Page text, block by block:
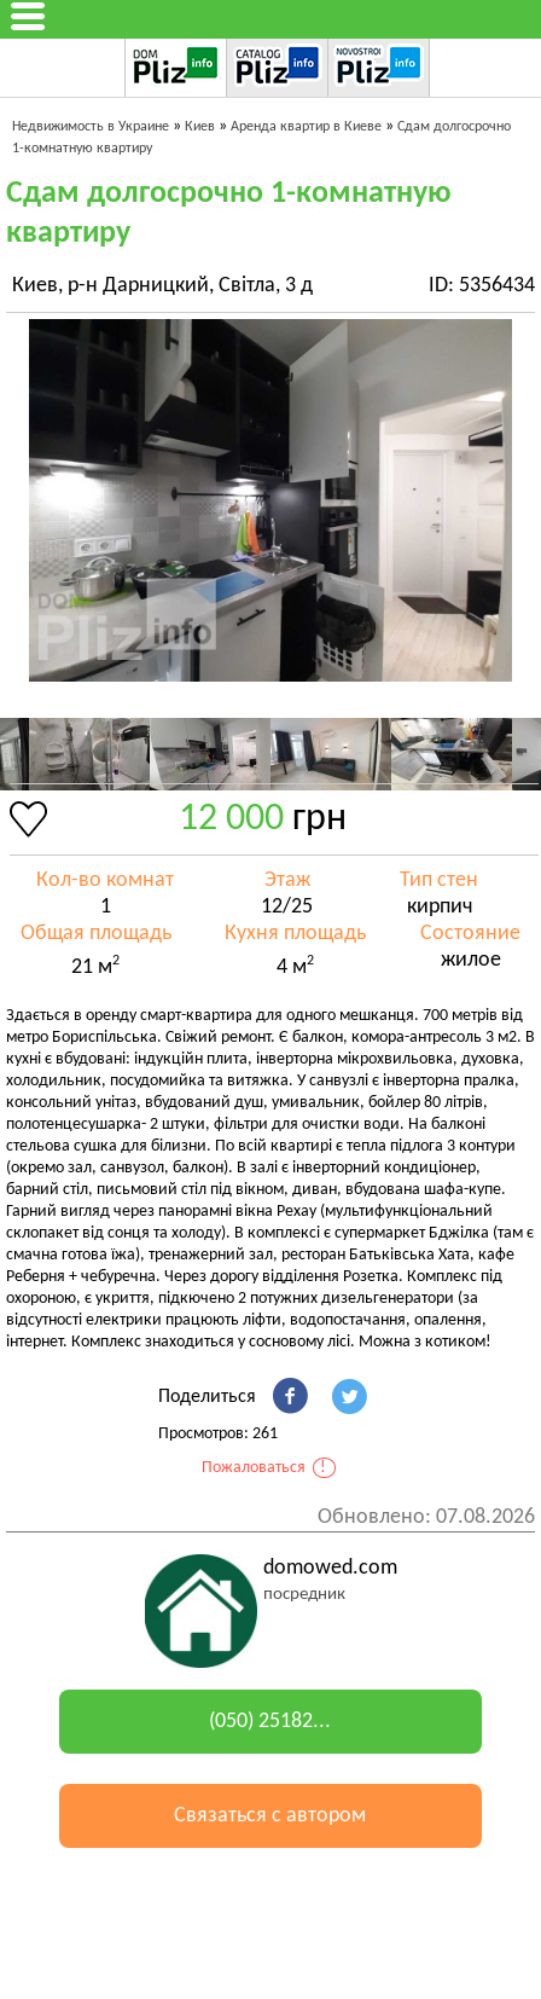
Недвижимость в Украине » Киев » Аренда квартир в Киеве » Сдам долгосрочно
1-комнатную квартиру
Сдам долгосрочно 1-комнатную
квартиру
Киев, р-н Дарницкий, Світла, 3 д ID: 5356434
12 000 грн
Кол-во комнат
1
Этаж
12/25
Тип стен
кирпич
Общая площадь
21 м2
Кухня площадь
4 м2
Состояние
жилое
Здається в оренду смарт-квартира для одного мешканця. 700 метрів від
метро Бориспільська. Свіжий ремонт. Є балкон, комора-антресоль 3 м2. В
кухні є вбудовані: індукційн плита, інверторна мікрохвильовка, духовка,
холодильник, посудомийка та витяжка. У санвузлі є інверторна пралка,
консольний унітаз, вбудований душ, умивальник, бойлер 80 літрів,
полотенцесушарка- 2 штуки, фільтри для очистки води. На балконі
стельова сушка для білизни. По всій квартирі є тепла підлога 3 контури
(окремо зал, санвузол, балкон). В залі є інверторний кондиціонер,
барний стіл, письмовий стіл під вікном, диван, вбудована шафа-купе.
Гарний вигляд через панорамні вікна Рехау (мультифункціональний
склопакет від сонця та холоду). В комплексі є супермаркет Бджілка (там є
смачна готова їжа), тренажерний зал, ресторан Батьківська Хата, кафе
Реберня + чебуречна. Через дорогу відділення Розетка. Комплекс під
охороною, є укриття, підкючено 2 потужних дизельгенератори (за
відсутності електрики працюють ліфти, водопостачання, опалення,
інтернет. Комплекс знаходиться у сосновому лісі. Можна з котиком!
Поделиться
Просмотров: 261
Пожаловаться
!
Обновлено: 07.08.2026
domowed.com
посредник
(050) 25182...
Связаться с автором